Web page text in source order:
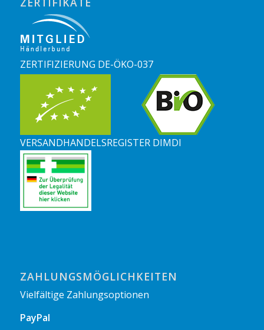
ZERTIFIZIERUNG DE-ÖKO-037
VERSANDHANDELSREGISTER DIMDI
ZAHLUNGSMÖGLICHKEITEN
Vielfältige Zahlungsoptionen
PayPal